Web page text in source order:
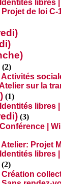
libres
Projet de loi
(2)
Activités
sur la
(1)
libres
(3)
|
Atelier: Projet
libres
(2)
Création